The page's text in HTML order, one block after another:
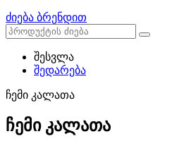
ძიება ბრენდით
შესვლა
შედარება
ჩემი კალათა
ჩემი კალათა